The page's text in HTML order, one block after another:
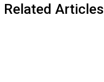
Related Articles